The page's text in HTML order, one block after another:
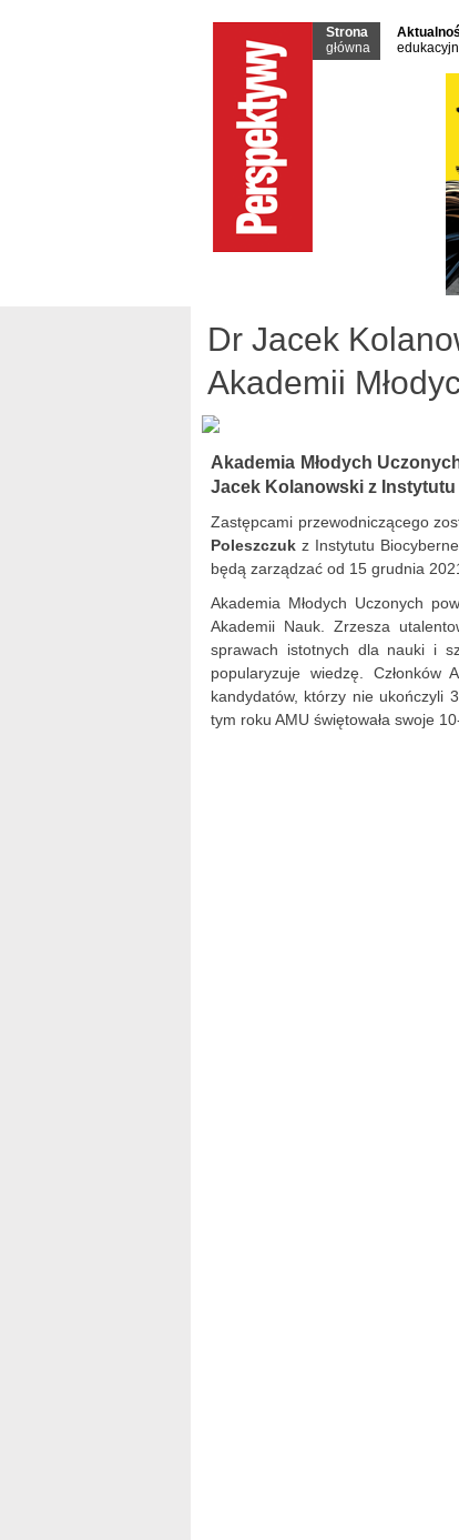
Strona
główna
Dr Jacek
Akademii
Akademia Młodych
Jacek Kolanowski z
Zastępcami przewodniczącego
Poleszczuk z Instytutu
będą zarządzać od 15 grudnia
Akademia Młodych Uczonych
Akademii Nauk. Zrzesza
sprawach istotnych dla nauki i
popularyzuje wiedzę.
kandydatów, którzy nie ukończyli
tym roku AMU świętowała swoje